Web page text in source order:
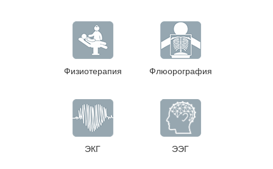
Физиотерапия Флюорография
ЭКГ ЭЭГ